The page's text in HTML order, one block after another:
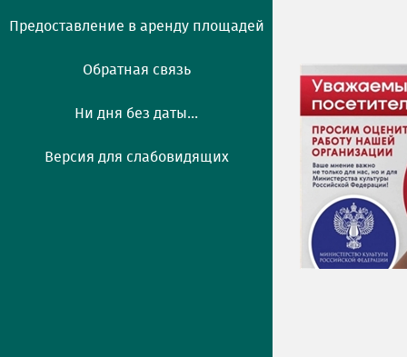
Предоставление в аренду площадей
Обратная связь
Ни дня без даты...
Версия для слабовидящих